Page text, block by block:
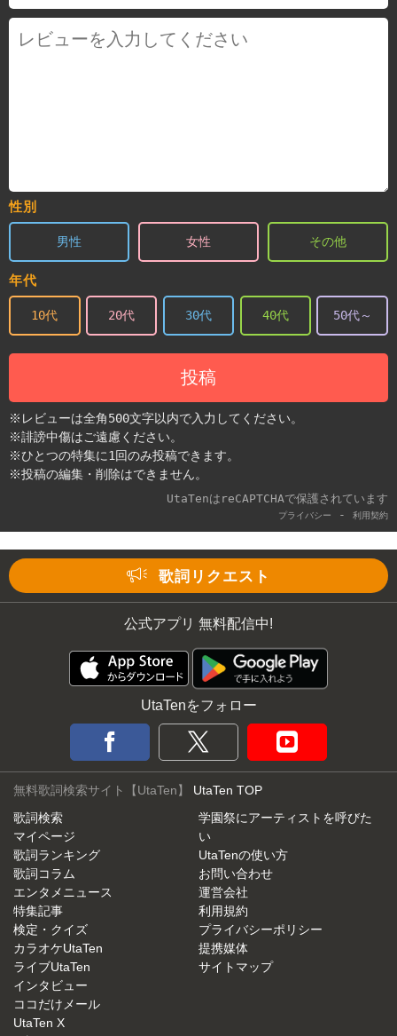
性別
男性 女性 その他
年代
10代 20代 30代 40代 50代～
投稿
※レビューは全角500文字以内で入力してください。
※誹謗中傷はご遠慮ください。
※ひとつの特集に1回のみ投稿できます。
※投稿の編集・削除はできません。
UtaTenはreCAPTCHAで保護されています
プライバシー - 利用契約
歌詞リクエスト
公式アプリ 無料配信中!
UtaTenをフォロー
無料歌詞検索サイト【UtaTen】 UtaTen TOP
歌詞検索
マイページ
歌詞ランキング
歌詞コラム
エンタメニュース
特集記事
検定・クイズ
カラオケUtaTen
ライブUtaTen
インタビュー
ココだけメール
UtaTen X
学園祭にアーティストを呼びた
い
UtaTenの使い方
お問い合わせ
運営会社
利用規約
プライバシーポリシー
提携媒体
サイトマップ